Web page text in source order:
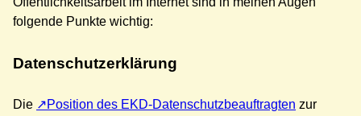
folgende Punkte wichtig:
Datenschutzerklärung
Die Position des EKD-Datenschutzbeauftragten zur